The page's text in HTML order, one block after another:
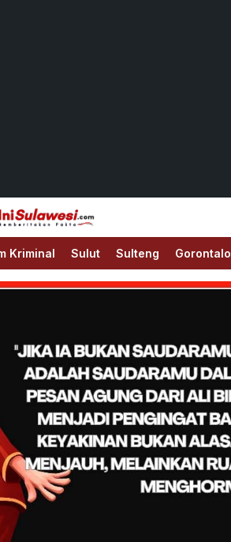
Fakta
Kriminal Sulut Sulteng Gorontalo